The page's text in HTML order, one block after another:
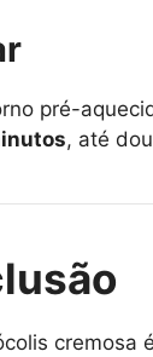
pré-
, até
cremosa